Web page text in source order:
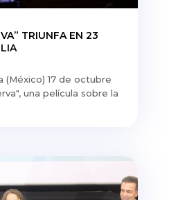
TRIUNFA EN 23
(México) 17 de octubre
una película sobre la